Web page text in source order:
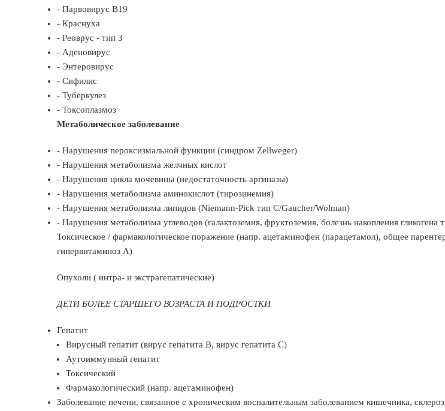
- Парвовирус В19
- Краснуха
- Реоврус - тип 3
- Аденовирус
- Энтеровирус
- Сифилис
- Туберкулез
- Токсоплазмоз
Метаболическое заболевание
- Нарушения пероксизмальной функции (синдром Zellweger)
- Нарушения метаболизма желчных кислот
- Нарушения цикла мочевины (недостаточность аргиназы)
- Нарушения метаболизма аминокислот (тирозинемия)
- Нарушения метаболизма липидов (Niemann-Pick тип С/Gaucher/Wolman)
- Нарушения метаболизма углеводов (галактоземия, фруктоземия, болезнь накопления гликогена
Токсическое / фармакологическое поражение (напр. ацетаминофен (парацетамол), общее
гипервитаминоз А)
Опухоли ( интра- и экстрагепатические)
ДЕТИ БОЛЕЕ СТАРШЕГО ВОЗРАСТА И ПОДРОСТКИ
Гепатит
Вирусный гепатит (вирус гепатита В, вирус гепатита С)
Аутоиммунный гепатит
Токсический
Фармакологический (напр. ацетаминофен)
Заболевание печени, связанное с хроническим воспалительным заболеванием кишечника,